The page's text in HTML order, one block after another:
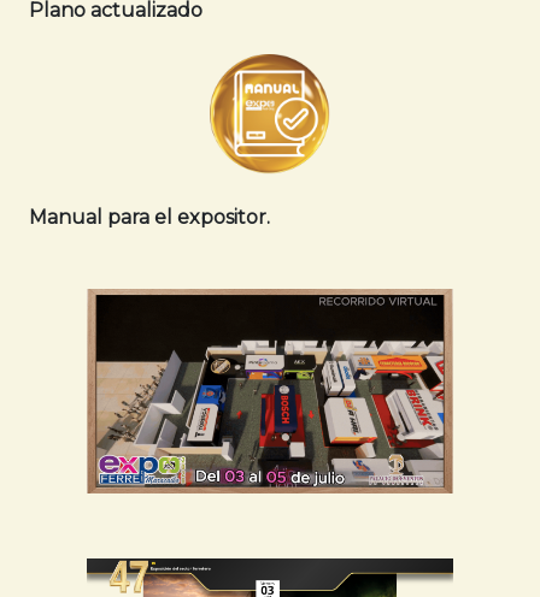
Plano actualizado
Manual para el expositor.